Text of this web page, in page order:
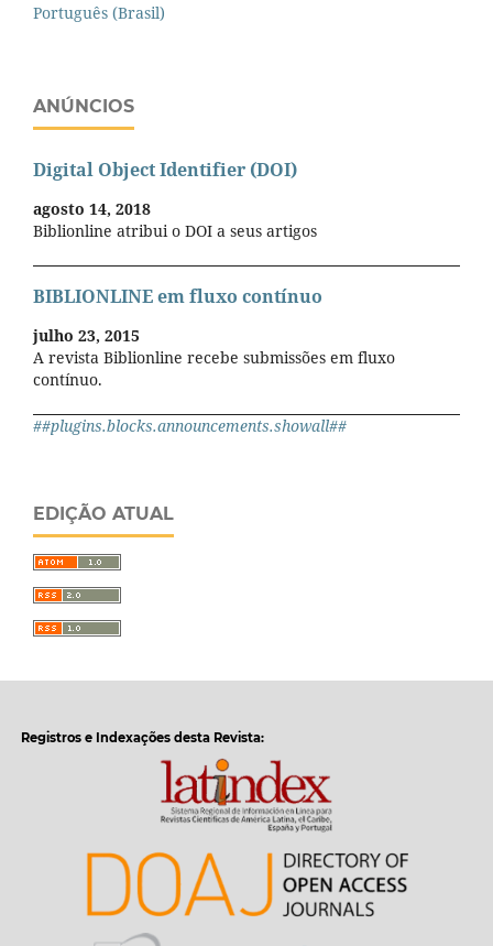
Português (Brasil)
ANÚNCIOS
Digital Object Identifier (DOI)
agosto 14, 2018
Biblionline atribui o DOI a seus artigos
BIBLIONLINE em fluxo contínuo
julho 23, 2015
A revista Biblionline recebe submissões em fluxo
contínuo.
##plugins.blocks.announcements.showall##
EDIÇÃO ATUAL
Registros e Indexações desta Revista: